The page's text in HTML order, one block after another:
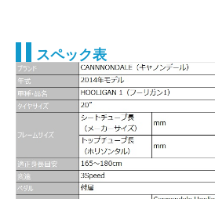
スペック表